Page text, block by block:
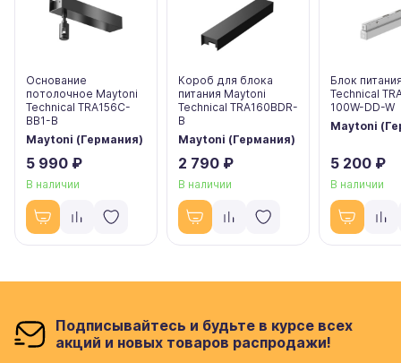
Основание
потолочное Maytoni
Technical TRA156C-
BB1-B
Maytoni (Германия)
5 990 ₽
В наличии
Короб для блока
питания Maytoni
Technical TRA160BDR-
B
Maytoni (Германия)
2 790 ₽
В наличии
Блок
Technical
100W-DD-W
Maytoni
5 200 ₽
В наличии
Подписывайтесь и будьте в курсе всех
акций и новых товаров распродажи!